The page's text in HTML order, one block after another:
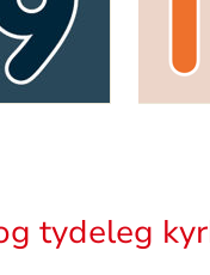
tydeleg